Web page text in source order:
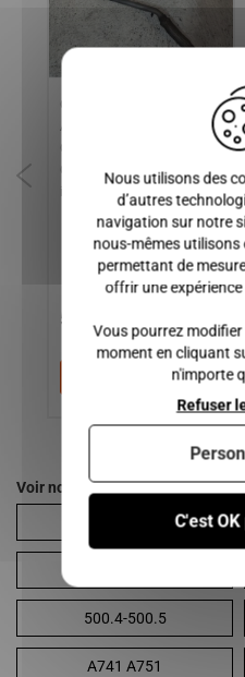
Collecteur échappement
AIXAM AIXAM CITY ,
CROSSLINE , CROSSOVER ,
COUPE , GTO (de la gamme
impulsion et vision)
50,00 €
Ajouter au panier
Voir nos autres pages :
500.4-500.5
A741 A751
Nous utilisons des
d’autres
navigation sur notre
nous-mêmes utilisons
permettant de
offrir une
Vous pourrez
moment en cliquant
n'importe
C'est
Refuser